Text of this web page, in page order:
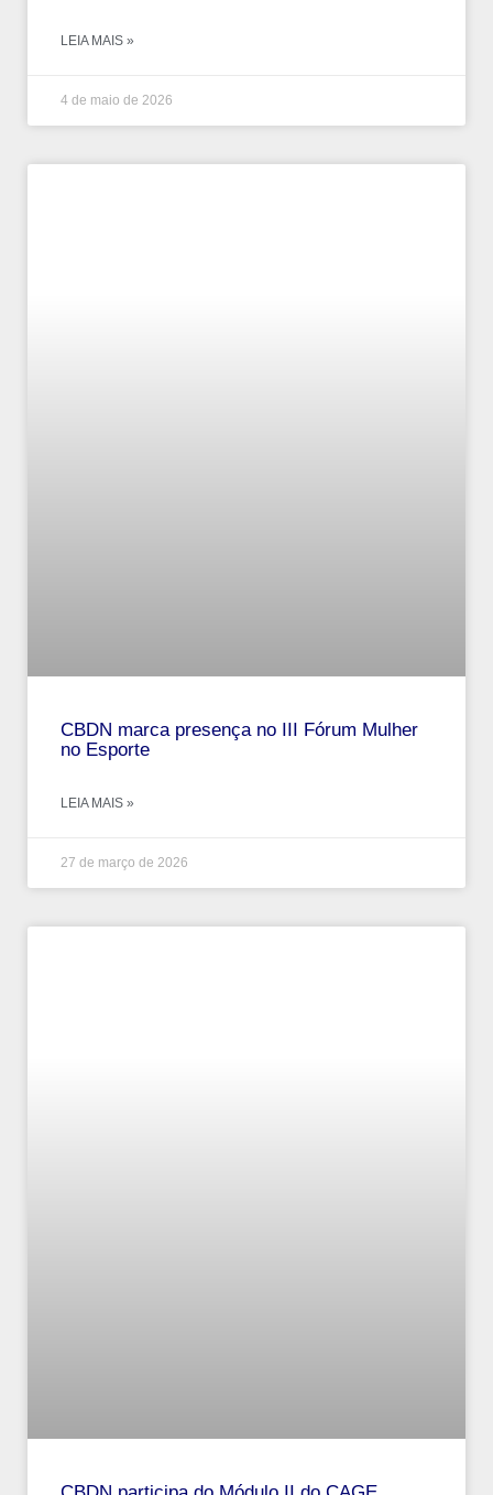
LEIA MAIS »
4 de maio de 2026
CBDN marca presença no III Fórum Mulher
no Esporte
LEIA MAIS »
27 de março de 2026